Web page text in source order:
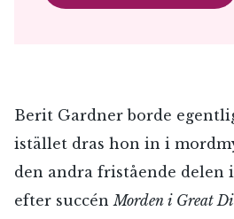
Berit Gardner borde
istället dras hon in i
den andra fristående delen
efter succénMorden i Great